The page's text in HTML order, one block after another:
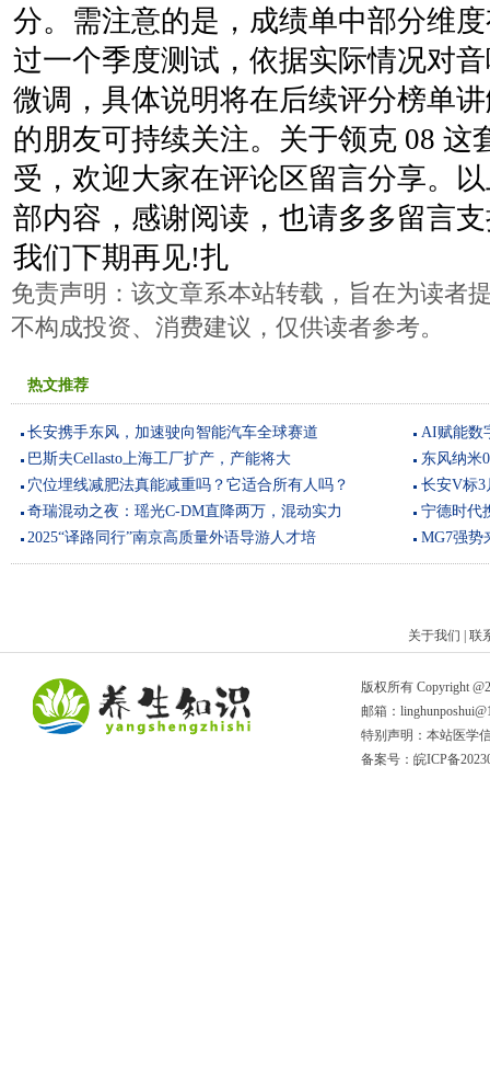
分。需注意的是，成绩单中部分维
过一个季度测试，依据实际情况对
微调，具体说明将在后续评分榜单
的朋友可持续关注。关于领克 08 这
受，欢迎大家在评论区留言分享。
部内容，感谢阅读，也请多多留言
我们下期再见!扎
免责声明：该文章系本站转载，旨在为读者
不构成投资、消费建议，仅供读者参考。
热文推荐
长安携手东风，加速驶向智能汽车全球赛道
AI赋能数
巴斯夫Cellasto上海工厂扩产，产能将大
东风纳米
穴位埋线减肥法真能减重吗？它适合所有人吗？
长安V标3
奇瑞混动之夜：瑶光C-DM直降两万，混动实力
宁德时代
2025“译路同行”南京高质量外语导游人才培
MG7强势
关于我们 | 联
版权所有 Copyright
邮箱：
特别声明：本站医学
备案号： 皖ICP备